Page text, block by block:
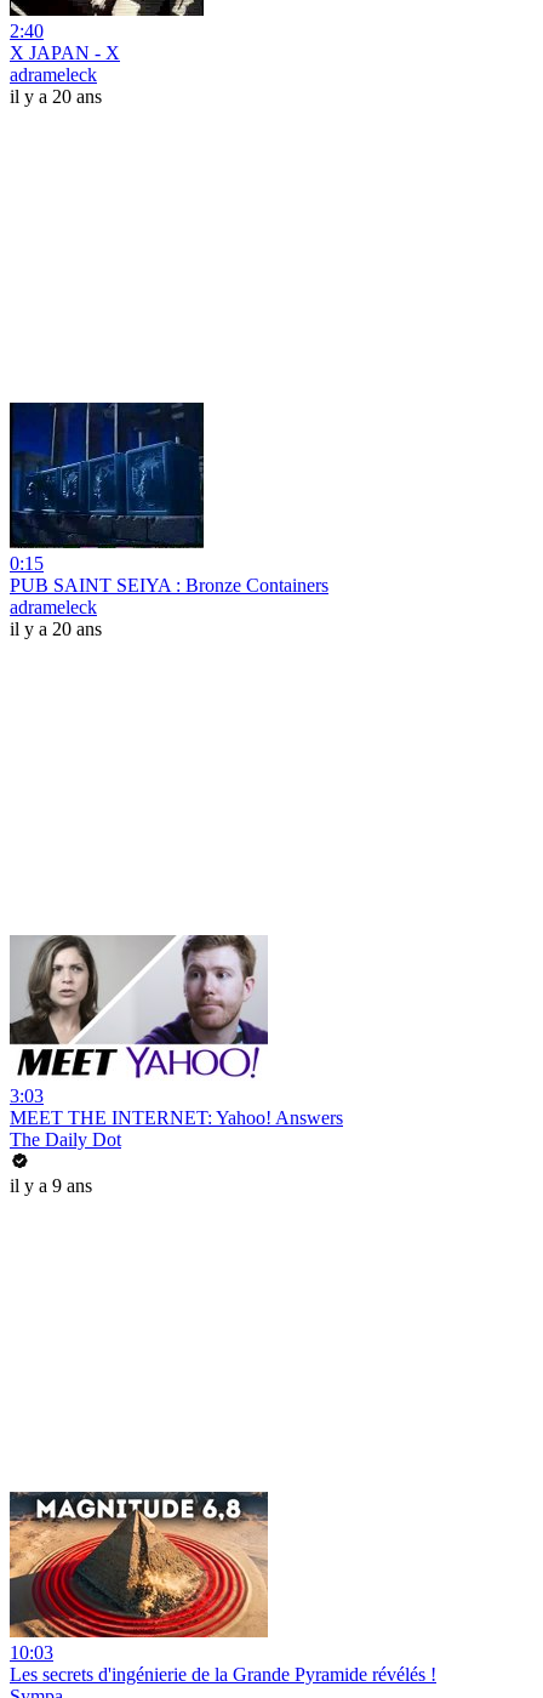
2:40
X JAPAN - X
adrameleck
il y a 20 ans
0:15
PUB SAINT SEIYA : Bronze Containers
adrameleck
il y a 20 ans
3:03
MEET THE INTERNET: Yahoo! Answers
The Daily Dot
il y a 9 ans
10:03
Les secrets d'ingénierie de la Grande Pyramide révélés !